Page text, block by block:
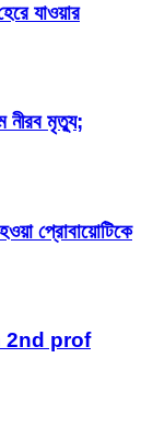
যাওয়ার
নীরব মৃত্যু;
প্রোবায়োটিকে
2nd prof